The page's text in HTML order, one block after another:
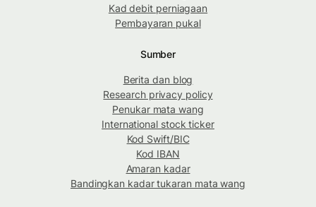
Kad debit perniagaan
Pembayaran pukal
Sumber
Berita dan blog
Research privacy policy
Penukar mata wang
International stock ticker
Kod Swift/BIC
Kod IBAN
Amaran kadar
Bandingkan kadar tukaran mata wang